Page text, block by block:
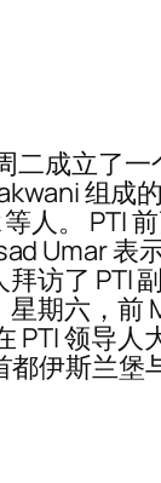
二成立了
组成
人。 PTI
Umar
访了 PTI
期六，
领导
伊斯兰